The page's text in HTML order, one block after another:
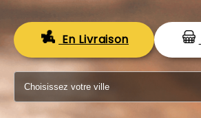
ACCUEIL
LA CARTE
VOTRE COMPTE
NOTRE RESTAURANT
En Livraison